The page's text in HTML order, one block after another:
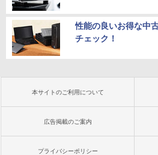
性能の良いお得な中
チェック！
本サイトのご利用について
広告掲載のご案内
プライバシーポリシー